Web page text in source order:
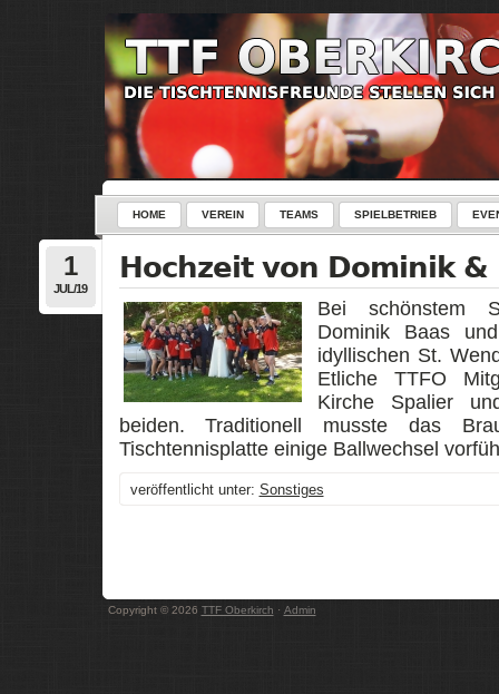
HOME VEREIN TEAMS SPIELBETRIEB
1
JUL/19
Hochzeit von Dominik &
Bei schönstem
Dominik Baas
idyllischen St.
Etliche TTFO
Kirche Spalier
beiden. Traditionell musste das
Tischtennisplatte einige Ballwechsel
veröffentlicht unter: Sonstiges
Copyright © 2026 TTF Oberkirch · Admin